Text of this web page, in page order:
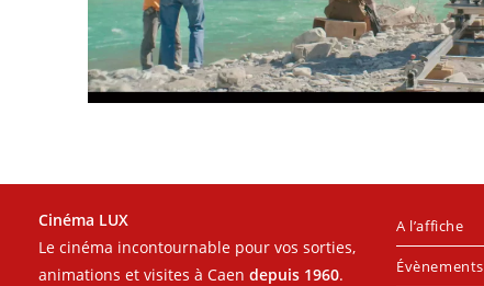
Cinéma LUX
Le cinéma incontournable pour vos sorties,
animations et visites à Caen depuis 1960.
A l’affiche
Évènements